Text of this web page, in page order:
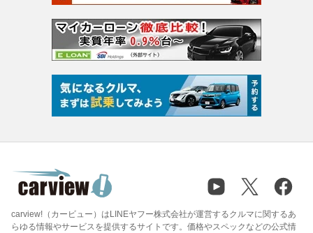
carview!（カービュー）はLINEヤフー株式会社が運営するクルマに関するあ
らゆる情報やサービスを提供するサイトです。価格やスペックなどの公式情